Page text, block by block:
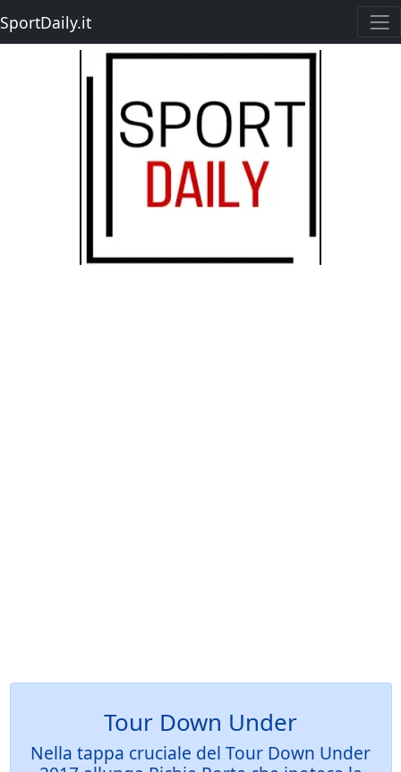
SportDaily.it
Tour Down Under
Nella tappa cruciale del Tour Down Under